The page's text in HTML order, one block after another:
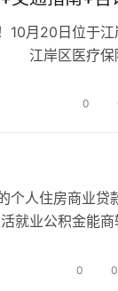
10月20日位于
江岸区医疗保
0
个人住房商业贷
就业公积金能商
0 0